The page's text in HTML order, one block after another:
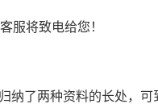
将致电给您！
了两种资料的长处，可